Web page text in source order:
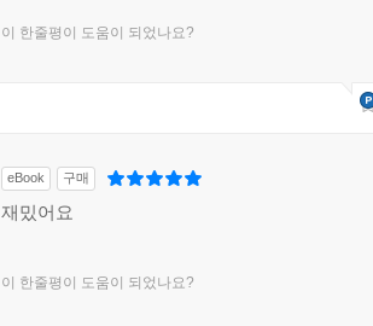
이 한줄평이 도움이 되었나요?
eBook 구매
재밌어요
이 한줄평이 도움이 되었나요?